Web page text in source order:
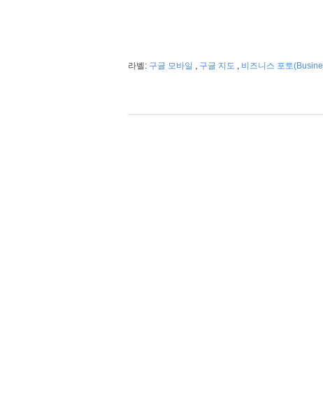
라벨: 구글 모바일 , 구글 지도 , 비즈니스 포토